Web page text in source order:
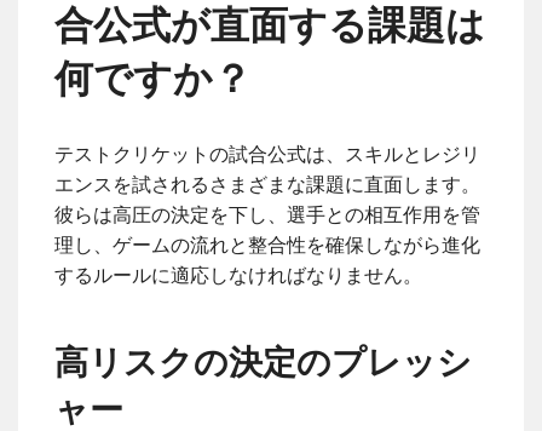
合公式が直面する課題は
何ですか？
テストクリケットの試合公式は、スキルとレジリ
エンスを試されるさまざまな課題に直面します。
彼らは高圧の決定を下し、選手との相互作用を管
理し、ゲームの流れと整合性を確保しながら進化
するルールに適応しなければなりません。
高リスクの決定のプレッシ
ャー